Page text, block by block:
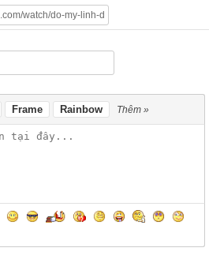
Frame Rainbow Thêm »